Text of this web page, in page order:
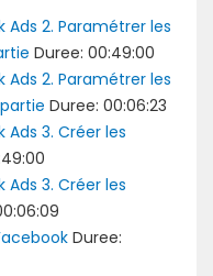
2. Paramétrer les
Duree: 00:49:00
2. Paramétrer les
Duree: 00:06:23
3. Créer les
3. Créer les
Duree: